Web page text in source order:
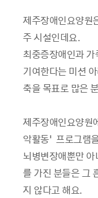
제주장애인요양원
주 시설인데요.
최중증장애인과
기여한다는 미션
축을 목표로 많은
제주장애인요양원
악활동’ 프로그램
뇌병변장애뿐만
를 가진 분들은 그
지 않다고 해요.